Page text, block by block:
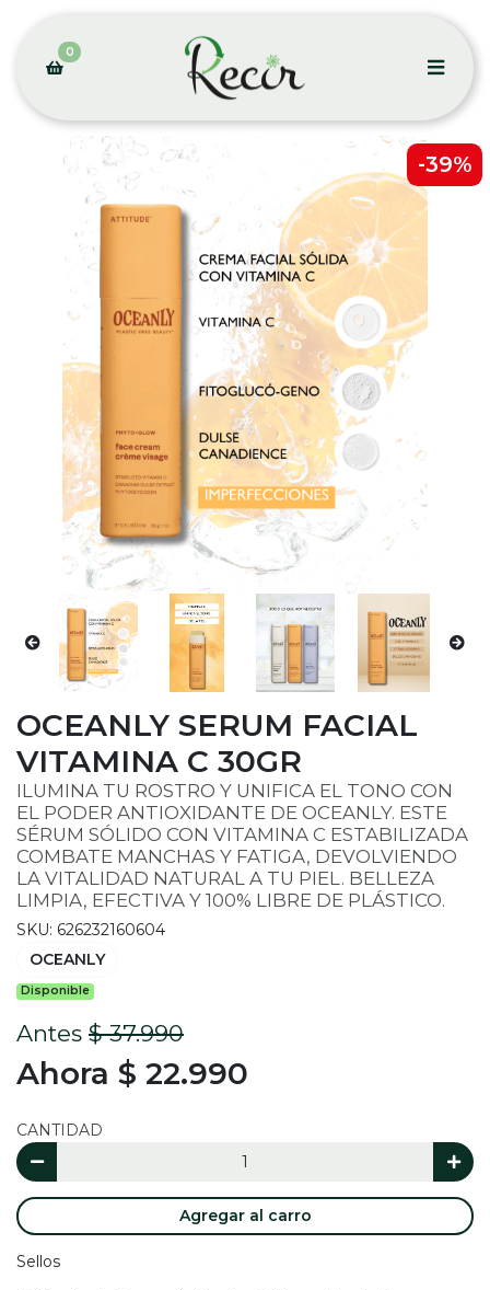
0
-39%
OCEANLY SERUM FACIAL
VITAMINA C 30GR
ILUMINA TU ROSTRO Y UNIFICA EL TONO CON
EL PODER ANTIOXIDANTE DE OCEANLY. ESTE
SÉRUM SÓLIDO CON VITAMINA C ESTABILIZADA
COMBATE MANCHAS Y FATIGA, DEVOLVIENDO
LA VITALIDAD NATURAL A TU PIEL. BELLEZA
LIMPIA, EFECTIVA Y 100% LIBRE DE PLÁSTICO.
SKU: 626232160604
OCEANLY
Disponible
Antes $ 37.990
Ahora $ 22.990
CANTIDAD
Agregar al carro
Sellos